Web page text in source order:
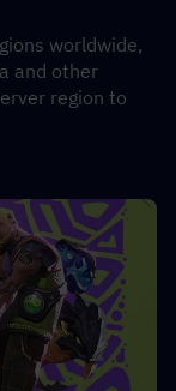
worldwide,
and other
region to